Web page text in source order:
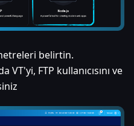
belirtin.
VT'yi, FTP kullanıcısını ve